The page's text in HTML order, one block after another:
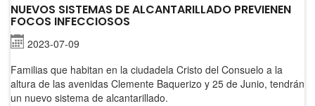
NUEVOS SISTEMAS DE ALCANTARILLADO PREVIENEN
FOCOS INFECCIOSOS
2023-07-09
Familias que habitan en la ciudadela Cristo del Consuelo a la
altura de las avenidas Clemente Baquerizo y 25 de Junio, tendrán
un nuevo sistema de alcantarillado.